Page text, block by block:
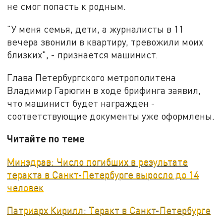
не смог попасть к родным.
"У меня семья, дети, а журналисты в 11
вечера звонили в квартиру, тревожили моих
близких", - признается машинист.
Глава Петербургского метрополитена
Владимир Гарюгин в ходе брифинга заявил,
что машинист будет награжден -
соответствующие документы уже оформлены.
Читайте по теме
Минздрав: Число погибших в результате
теракта в Санкт-Петербурге выросло до 14
человек
Патриарх Кирилл: Теракт в Санкт-Петербурге